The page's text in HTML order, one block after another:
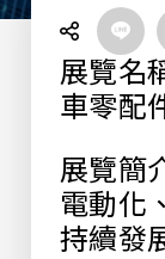
展覽名
車零配
展覽簡
電動化
持續發